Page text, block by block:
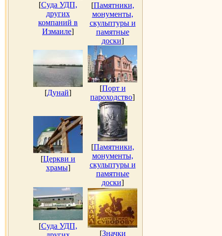
[Суда УДП,
других
компаний в
Измаиле]
[Памятники,
монументы,
скульптуры и
памятные
доски]
[Дунай]
[Порт и
пароходство]
[Церкви и
храмы]
[Памятники,
монументы,
скульптуры и
памятные
доски]
[Суда УДП,
[Значки